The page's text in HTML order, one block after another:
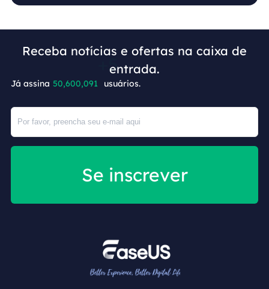
Receba notícias e ofertas na caixa de
entrada.
Já assina 50,600,096 usuários.
Se inscrever